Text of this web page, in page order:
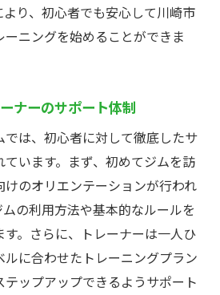
り、初心者でも安心して川崎市
ニングを始めることができま
ナーのサポート体制
は、初心者に対して徹底したサ
います。まず、初めてジムを訪
のオリエンテーションが行われ
の利用方法や基本的なルールを
。さらに、トレーナーは一人ひ
ルに合わせたトレーニングプラン
ップアップできるようサポート